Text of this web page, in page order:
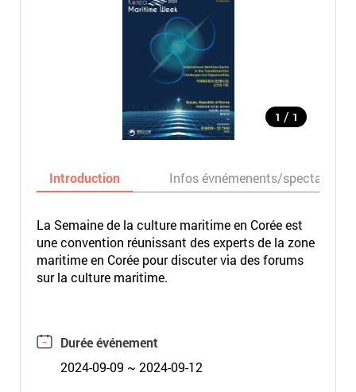
1 / 1
Introduction Infos évnémenents/spectacles
La Semaine de la culture maritime en Corée est
une convention réunissant des experts de la zone
maritime en Corée pour discuter via des forums
sur la culture maritime.
Durée événement
2024-09-09 ~ 2024-09-12